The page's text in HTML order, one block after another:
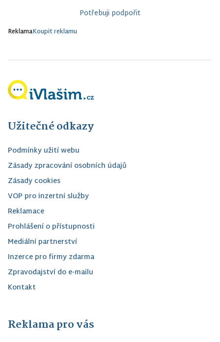
Potřebuji podpořit
ReklamaKoupit reklamu
Užitečné odkazy
Podmínky užití webu
Zásady zpracování osobních údajů
Zásady cookies
VOP pro inzertní služby
Reklamace
Prohlášení o přístupnosti
Mediální partnerství
Inzerce pro firmy zdarma
Zpravodajství do e-mailu
Kontakt
Reklama pro vás